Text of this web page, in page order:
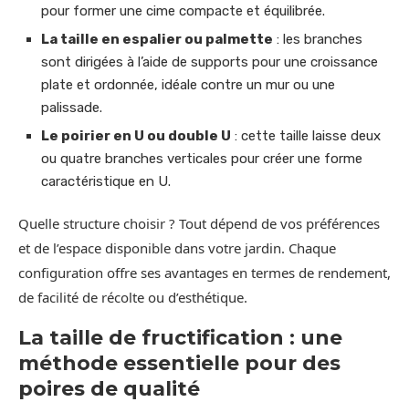
pour former une cime compacte et équilibrée.
La taille en espalier ou palmette : les branches
sont dirigées à l’aide de supports pour une croissance
plate et ordonnée, idéale contre un mur ou une
palissade.
Le poirier en U ou double U : cette taille laisse deux
ou quatre branches verticales pour créer une forme
caractéristique en U.
Quelle structure choisir ? Tout dépend de vos préférences
et de l’espace disponible dans votre jardin. Chaque
configuration offre ses avantages en termes de rendement,
de facilité de récolte ou d’esthétique.
La taille de fructification : une
méthode essentielle pour des
poires de qualité